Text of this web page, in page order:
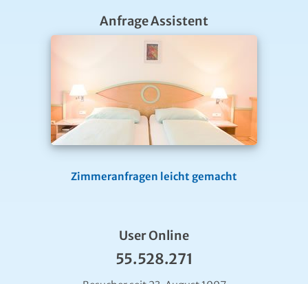
Anfrage Assistent
Zimmeranfragen leicht gemacht
User Online
55.528.271